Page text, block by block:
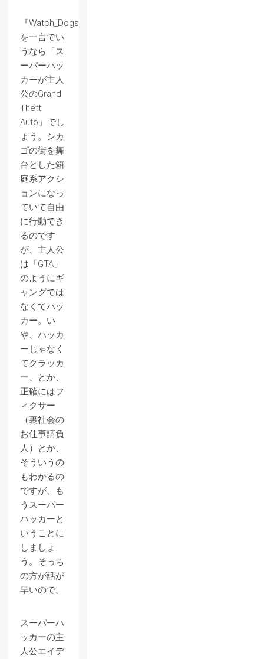
『Watch_Dogs』
を一言でい
うなら「ス
ーパーハッ
カーが主人
公のGrand
Theft
Auto」でし
ょう。シカ
ゴの街を舞
台とした箱
庭系アクシ
ョンになっ
ていて自由
に行動でき
るのです
が、主人公
は「GTA」
のようにギ
ャングでは
なくてハッ
カー。い
や、ハッカ
ーじゃなく
てクラッカ
ー、とか、
正確にはフ
ィクサー
（裏社会の
お仕事請負
人）とか、
そういうの
もわかるの
ですが、も
うスーパー
ハッカーと
いうことに
しましょ
う。そっち
の方が話が
早いので。
スーパーハ
ッカーの主
人公エイデ